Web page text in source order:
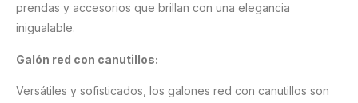
prendas y accesorios que brillan con una elegancia
inigualable.
Galón red con canutillos:
Versátiles y sofisticados, los galones red con canutillos son